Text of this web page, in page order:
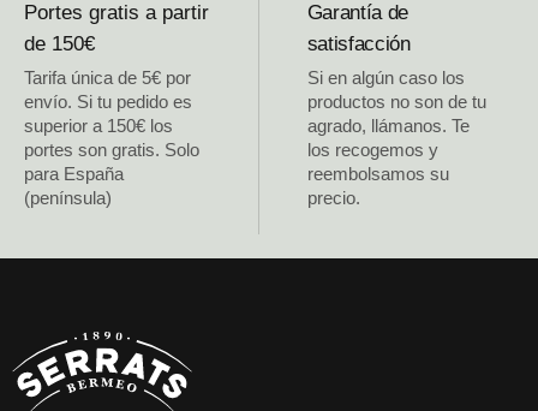
Portes gratis a partir
de 150€
Tarifa única de 5€ por
envío. Si tu pedido es
superior a 150€ los
portes son gratis. Solo
para España
(península)
Garantía de
satisfacción
Si en algún caso los
productos no son de tu
agrado, llámanos. Te
los recogemos y
reembolsamos su
precio.